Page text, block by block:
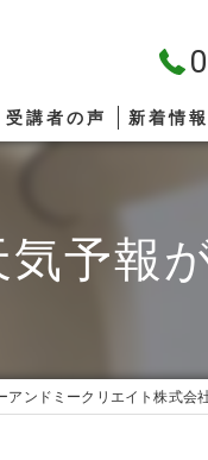
受講者の声 新着情報
予報
アンドミークリエイト株式会